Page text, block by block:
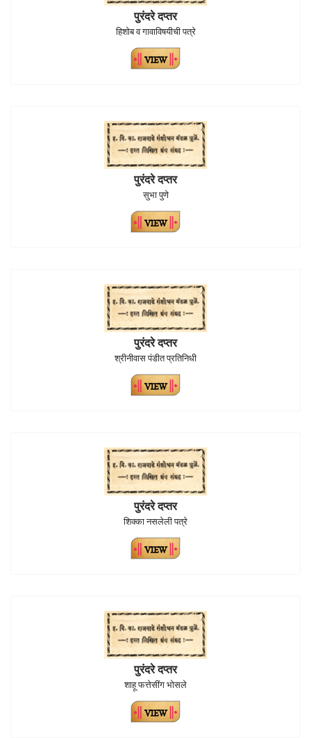
पुरंदरे दप्तर
हिशोब व गावाविषयीची पत्रे
पुरंदरे दप्तर
सुभा पुणे
पुरंदरे दप्तर
श्रीनीवास पंडीत प्रतिनिधी
पुरंदरे दप्तर
शिक्का नसलेली पत्रे
पुरंदरे दप्तर
शाहू फत्तेसींग भोसले